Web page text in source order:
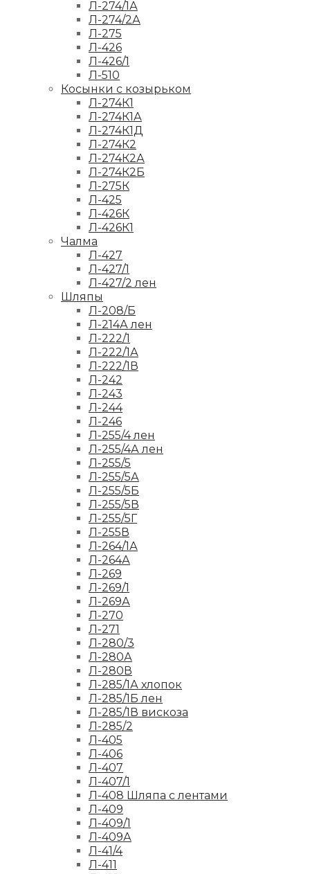
Л-274/1А
Л-274/2А
Л-275
Л-426
Л-426/1
Л-510
Косынки с козырьком
Л-274К1
Л-274К1А
Л-274К1Д
Л-274К2
Л-274К2А
Л-274К2Б
Л-275К
Л-425
Л-426К
Л-426К1
Чалма
Л-427
Л-427/1
Л-427/2 лен
Шляпы
Л-208/Б
Л-214А лен
Л-222/1
Л-222/1А
Л-222/1В
Л-242
Л-243
Л-244
Л-246
Л-255/4 лен
Л-255/4А лен
Л-255/5
Л-255/5А
Л-255/5Б
Л-255/5В
Л-255/5Г
Л-255В
Л-264/1А
Л-264А
Л-269
Л-269/1
Л-269А
Л-270
Л-271
Л-280/3
Л-280А
Л-280В
Л-285/1А хлопок
Л-285/1Б лен
Л-285/1В вискоза
Л-285/2
Л-405
Л-406
Л-407
Л-407/1
Л-408 Шляпа с лентами
Л-409
Л-409/1
Л-409А
Л-41/4
Л-411